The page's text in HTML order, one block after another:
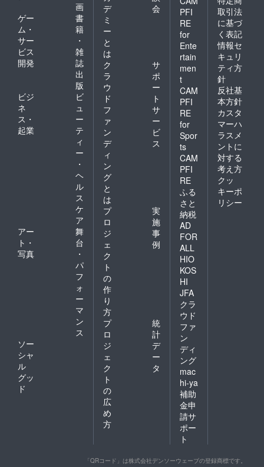
画
ゲー
ム・
サー
ビス
開発
書
籍
・
雑
誌
出
版
ビジ
ネ
ス・
起業
ビ
ュ
ー
テ
ィ
ー
・
ヘ
ル
ス
ケ
ア
アー
ト・
写真
舞
台
・
パ
フ
ォ
ー
マ
ン
ス
ソー
シャ
ル
グッ
ド
デ
ミ
ー
と
は
会
ク
ラ
ウ
ド
フ
ァ
ン
デ
ィ
ン
グ
と
は
サ
ポ
ー
ト
サ
ー
ビ
ス
プ
ロ
ジ
ェ
ク
ト
の
作
り
方
実
施
事
例
プ
ロ
ジ
ェ
ク
ト
の
広
め
方
統
計
デ
ー
タ
PFI
RE
for
Ente
rtain
men
t
CAM
PFI
RE
for
Spor
ts
CAM
PFI
RE
ふる
さと
納税
AD
FOR
ALL
HIO
KOS
HI
JFA
クラ
ウド
ファ
ン
ディ
ング
mac
hi-ya
補助
金申
請サ
ポー
ト
取引法
に基づ
く表記
情報セ
キュリ
ティ方
針
反社基
本方針
カスタ
マーハ
ラスメ
ントに
対する
考え方
クッ
キーポ
リシー
「QRコード」は株式会社デンソーウェーブの登録商標です。